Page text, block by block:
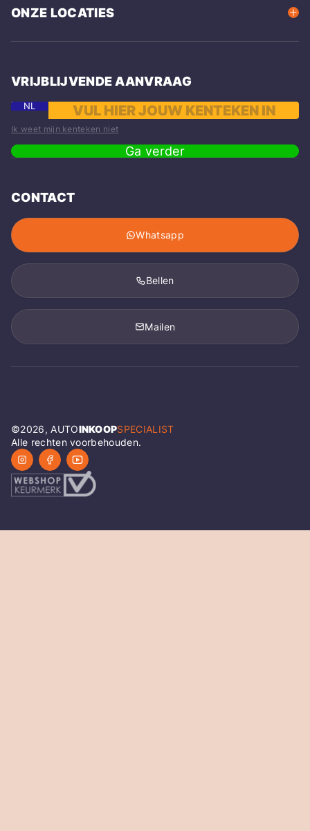
ONZE LOCATIES
VRIJBLIJVENDE AANVRAAG
NL
Ik weet mijn kenteken niet
Ga verder
CONTACT
Whatsapp
Bellen
Mailen
©2026, AUTOINKOOPSPECIALIST
Alle rechten voorbehouden.